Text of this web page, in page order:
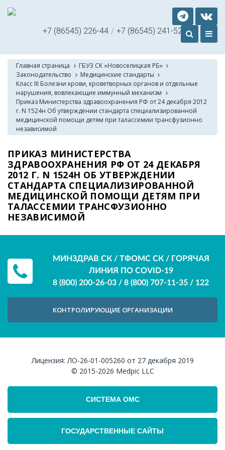
+7 (86545) 226-44 / +7 (86545) 241-52
Главная страница
ГБУЗ СК «Новоселицкая РБ»
Законодательство
Медицинские стандарты
Класс III Болезни крови, кроветворных органов и отдельные
нарушения, вовлекающие иммунный механизм
Приказ Министерства здравоохранения РФ от 24 декабря 2012
г. N 1524н Об утверждении стандарта специализированной
медицинской помощи детям при талассемии трансфузионно
независимой
ПРИКАЗ МИНИСТЕРСТВА
ЗДРАВООХРАНЕНИЯ РФ ОТ 24 ДЕКАБРЯ
2012 Г. N 1524Н ОБ УТВЕРЖДЕНИИ
СТАНДАРТА СПЕЦИАЛИЗИРОВАННОЙ
МЕДИЦИНСКОЙ ПОМОЩИ ДЕТЯМ ПРИ
ТАЛАССЕМИИ ТРАНСФУЗИОННО
НЕЗАВИСИМОЙ
МИНЗДРАВ СК / ТФОМС СК / ГОРЯЧАЯ
ЛИНИЯ ПО COVID-19
8 (800) 200-26-03 / 8 (800) 707-11-35 / 122
КОНТРОЛИРУЮЩИЕ ОРГАНИЗАЦИИ
Лицензия:ЛО-26-01-005260 от 27 декабря 2019
© 2015-2026 Medpic LLC
СИСТЕМА ОМС
ГОСУДАРСТВЕННЫЕ САЙТЫ